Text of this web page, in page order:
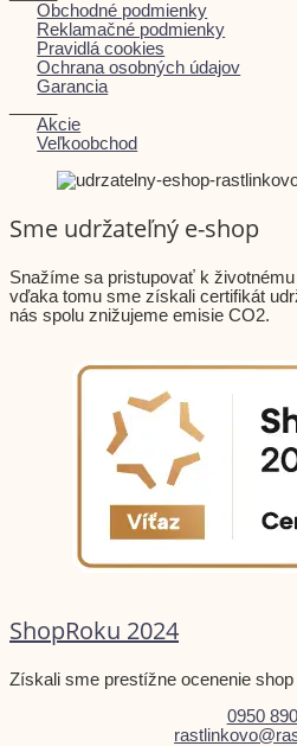
Obchodné podmienky
Reklamačné podmienky
Pravidlá cookies
Ochrana osobných údajov
Garancia
Akcie
Veľkoobchod
Sme udržateľný e-shop
Snažíme sa pristupovať k
vďaka tomu sme získali certifikát
nás spolu znižujeme emisie CO2.
ShopRoku 2024
Získali sme prestížne ocenenie
0950